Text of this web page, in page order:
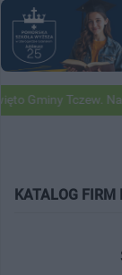
Tczew. Na
KATALOG